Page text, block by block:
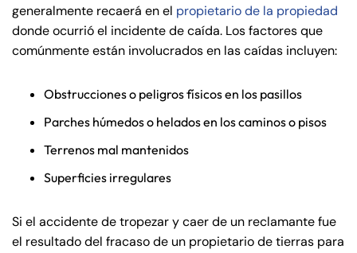
generalmente recaerá en el propietario de la propiedad
donde ocurrió el incidente de caída. Los factores que
comúnmente están involucrados en las caídas incluyen:
Obstrucciones o peligros físicos en los pasillos
Parches húmedos o helados en los caminos o pisos
Terrenos mal mantenidos
Superficies irregulares
Si el accidente de tropezar y caer de un reclamante fue
el resultado del fracaso de un propietario de tierras para